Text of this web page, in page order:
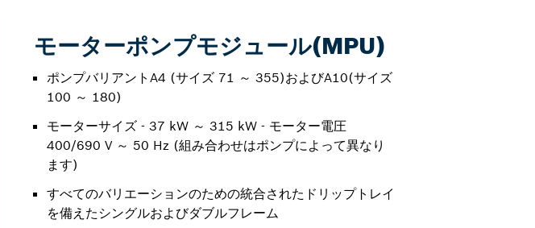
モーターポンプモジュール(MPU)
ポンプバリアントA4 (サイズ 71 ～ 355)およびA10(サイズ
100 ～ 180)
モーターサイズ - 37 kW ～ 315 kW - モーター電圧
400/690 V ～ 50 Hz (組み合わせはポンプによって異なり
ます)
すべてのバリエーションのための統合されたドリップトレイ
を備えたシングルおよびダブルフレーム